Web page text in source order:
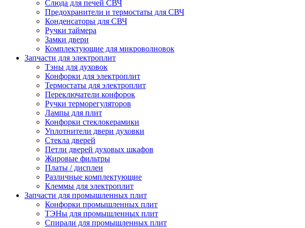
Слюда для печей СВЧ
Предохранители и термостаты для СВЧ
Конденсаторы для СВЧ
Ручки таймера
Замки двери
Комплектующие для микроволновок
Запчасти для электроплит
Тэны для духовок
Конфорки для электроплит
Термостаты для электроплит
Переключатели конфорок
Ручки терморегуляторов
Лампы для плит
Конфорки стеклокерамики
Уплотнители двери духовки
Стекла дверей
Петли дверей духовых шкафов
Жировые фильтры
Платы / дисплеи
Различные комплектующие
Клеммы для электроплит
Запчасти для промышленных плит
Конфорки промышленных плит
ТЭНы для промышленных плит
Спирали для промышленных плит